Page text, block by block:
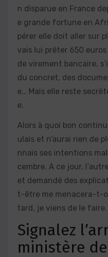
n disparue en France
e grande fortune en
pérer elle doit aller sur
vais lui prêter 650
de virement bancaire,
du concret, des
e… Mais elle reste
e.
Alors à quoi bon
ulais et n’aurai rien de
nnais ses intentions
cembre. A ce jour,
et demandé des
t-être me menacera-t-
tard, je viens de le faire.
Signalez
ministère